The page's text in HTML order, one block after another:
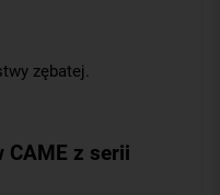
zębatej.
CAME z serii